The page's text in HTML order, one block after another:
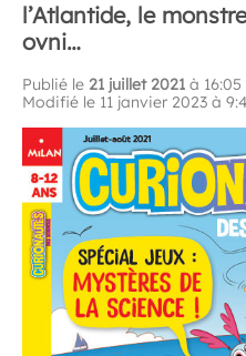
l’Atlantide, le
ovni…
Publié le 21 juillet 2021 à 16:05
Modifié le 11 janvier 2023 à